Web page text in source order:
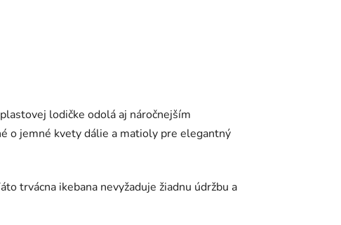
lodičke odolá aj náročnejším
o jemné kvety dálie a matioly pre elegantný
trvácna ikebana nevyžaduje žiadnu údržbu a